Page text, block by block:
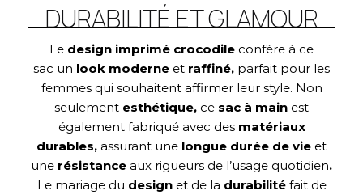
DURABILITÉ ET GLAMOUR
Le design imprimé crocodile confère à ce
sac un look moderne et raffiné, parfait pour les
femmes qui souhaitent affirmer leur style. Non
seulement esthétique, ce sac à main est
également fabriqué avec des matériaux
durables, assurant une longue durée de vie et
une résistance aux rigueurs de l’usage quotidien.
Le mariage du designet de la durabilitéfait de